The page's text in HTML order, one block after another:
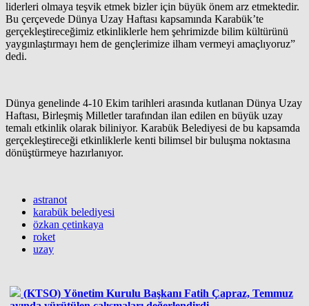
liderleri olmaya teşvik etmek bizler için büyük önem arz etmektedir.
Bu çerçevede Dünya Uzay Haftası kapsamında Karabük’te
gerçekleştireceğimiz etkinliklerle hem şehrimizde bilim kültürünü
yaygınlaştırmayı hem de gençlerimize ilham vermeyi amaçlıyoruz”
dedi.
Dünya genelinde 4-10 Ekim tarihleri arasında kutlanan Dünya Uzay
Haftası, Birleşmiş Milletler tarafından ilan edilen en büyük uzay
temalı etkinlik olarak biliniyor. Karabük Belediyesi de bu kapsamda
gerçekleştireceği etkinliklerle kenti bilimsel bir buluşma noktasına
dönüştürmeye hazırlanıyor.
astranot
karabük belediyesi
özkan çetinkaya
roket
uzay
(KTSO) Yönetim Kurulu Başkanı Fatih Çapraz, Temmuz